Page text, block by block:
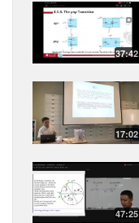
37:42
17:02
47:25